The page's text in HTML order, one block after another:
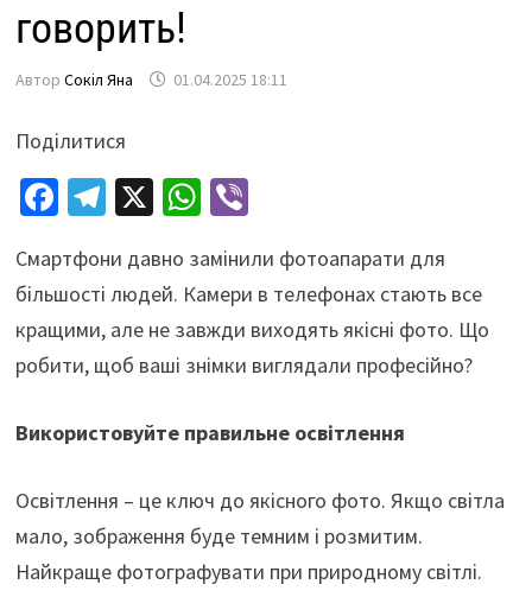
говорить!
Автор Сокіл Яна 01.04.2025 18:11
Поділитися
Fa
b
o
o
k
Te
gr
a
m
X W
at
sA
p
p
Vi
er
Смартфони давно замінили фотоапарати для
більшості людей. Камери в телефонах стають все
кращими, але не завжди виходять якісні фото. Що
робити, щоб ваші знімки виглядали професійно?
Використовуйте правильне освітлення
Освітлення – це ключ до якісного фото. Якщо світла
мало, зображення буде темним і розмитим.
Найкраще фотографувати при природному світлі.